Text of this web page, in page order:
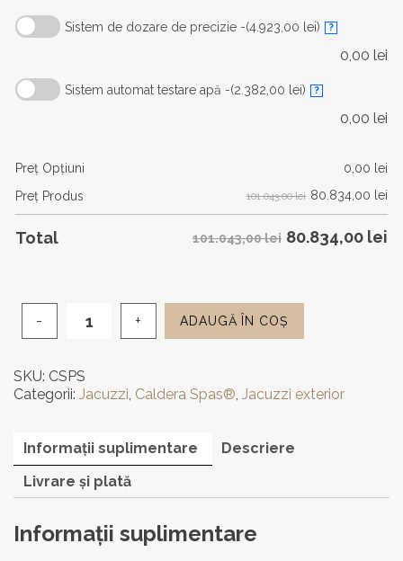
Sistem de dozare de precizie -(4.923,00 lei) ?
0,00 lei
Sistem automat testare apă -(2.382,00 lei) ?
0,00 lei
Preţ Opţiuni 0,00 lei
Preţ Produs
101.043,00 lei 80.834,00 lei
Total 101.043,00 lei 80.834,00 lei
exterior
Caldera
6
locuri
ADAUGĂ ÎN COȘ
SKU: CSPS
Categorii: Jacuzzi, Caldera Spas®, Jacuzzi exterior
Informații suplimentare
Descriere
Livrare și plată
Informații suplimentare